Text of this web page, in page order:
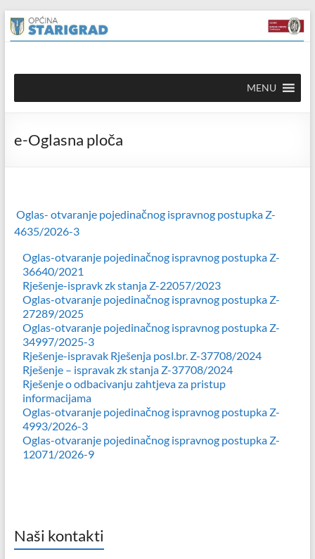
content
Skip
to
content
Općina
Starigrad
mrežna
MENU
e-Oglasna ploča
Oglas- otvaranje pojedinačnog ispravnog postupka Z-
4635/2026-3
Oglas-otvaranje pojedinačnog ispravnog postupka Z-
36640/2021
Rješenje-ispravk zk stanja Z-22057/2023
Oglas-otvaranje pojedinačnog ispravnog postupka Z-
27289/2025
Oglas-otvaranje pojedinačnog ispravnog postupka Z-
34997/2025-3
Rješenje-ispravak Rješenja posl.br. Z-37708/2024
Rješenje – ispravak zk stanja Z-37708/2024
Rješenje o odbacivanju zahtjeva za pristup
informacijama
Oglas-otvaranje pojedinačnog ispravnog postupka Z-
4993/2026-3
Oglas-otvaranje pojedinačnog ispravnog postupka Z-
12071/2026-9
Naši kontakti